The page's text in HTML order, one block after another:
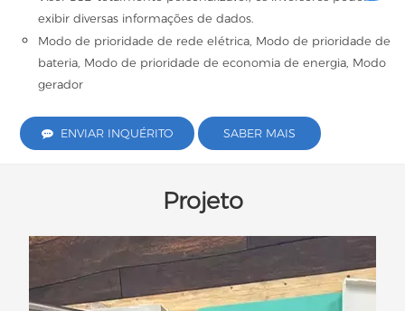
exibir diversas informações de dados.
Modo de prioridade de rede elétrica, Modo de prioridade de
bateria, Modo de prioridade de economia de energia, Modo
gerador
ENVIAR INQUÉRITO SABER MAIS
Projeto